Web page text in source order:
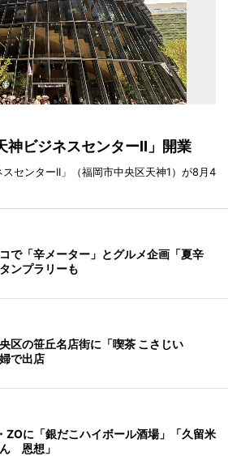
神ビジネスセンターII」開業
センターII」（福岡市中央区天神1）が8月4
で「辛メーター」とグルメ企画「夏辛
ンプラリーも
区の笹丘名店街に「喫茶 こさじい
で出店
ZOに「銀だこハイボール酒場」「久留米
恩想」